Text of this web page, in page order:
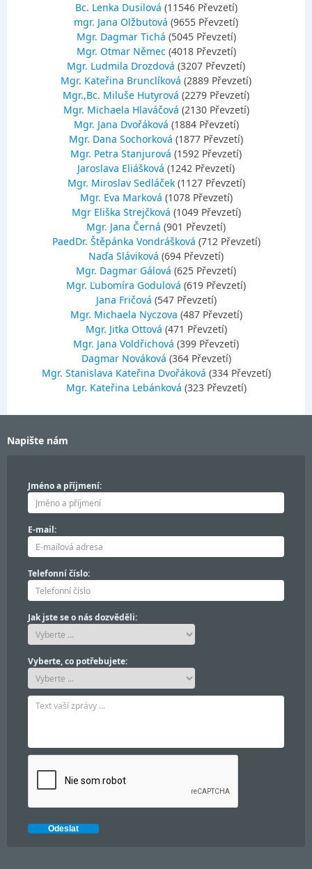
Bc. Lenka Dusilová (11546 Převzetí)
mgr. Jana Olžbutová (9655 Převzetí)
Mgr. Dagmar Tichá (5045 Převzetí)
Mgr. Otmar Němec (4018 Převzetí)
Mgr. Ludmila Drozdová (3207 Převzetí)
Mgr. Kateřina Brunclíková (2889 Převzetí)
Mgr.,Bc. Miluše Hutyrová (2279 Převzetí)
Mgr. Michaela Hlaváčová (2130 Převzetí)
Mgr. Jana Dvořáková (1884 Převzetí)
Mgr. Dana Sochorková (1877 Převzetí)
Mgr. Petra Stanjurová (1592 Převzetí)
Jaroslava Eliášková (1242 Převzetí)
Mgr. Miroslav Sedláček (1127 Převzetí)
Mgr. Eva Marková (1078 Převzetí)
Mgr Eliška Strejčková (1049 Převzetí)
Mgr. Jana Černá (901 Převzetí)
PaedDr. Štěpánka Vondrášková (712 Převzetí)
Naďa Sláviková (694 Převzetí)
Mgr. Dagmar Gálová (625 Převzetí)
Mgr. Ľubomíra Godulová (619 Převzetí)
Jana Fričová (547 Převzetí)
Mgr. Michaela Nyczova (487 Převzetí)
Mgr. Jitka Ottová (471 Převzetí)
Mgr. Jana Voldřichová (399 Převzetí)
Dagmar Nováková (364 Převzetí)
Mgr. Stanislava Kateřina Dvořáková (334 Převzetí)
Mgr. Kateřina Lebánková (323 Převzetí)
Napište nám
Jméno a příjmení:
E-mail:
Telefonní číslo:
Jak jste se o nás dozvěděli:
Vyberte, co potřebujete: